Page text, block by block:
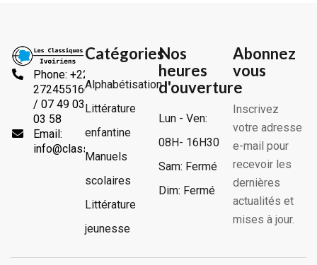
Phone: +225
2724551666
/ 07 49 03
03 58
Email:
info@classiquesivoiriens.com
Catégories
Alphabétisation
Littérature
enfantine
Manuels
scolaires
Littérature
jeunesse
Nos
heures
d'ouverture
Lun - Ven:
08H- 16H30
Sam: Fermé
Dim: Fermé
Abonnez
vous
Inscrivez
votre adresse
e-mail pour
recevoir les
dernières
actualités et
mises à jour.